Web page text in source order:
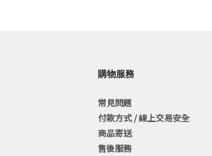
購物服務
常見問題
付款方式 / 線上交易安全
商品寄送
售後服務